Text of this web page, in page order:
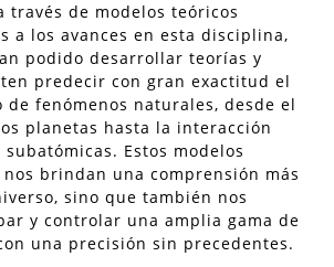
través de modelos teóricos
a los avances en esta disciplina,
podido desarrollar teorías y
predecir con gran exactitud el
de fenómenos naturales, desde el
planetas hasta la interacción
Estos modelos
brindan una comprensión más
sino que también nos
y controlar una amplia gama de
una precisión sin precedentes.